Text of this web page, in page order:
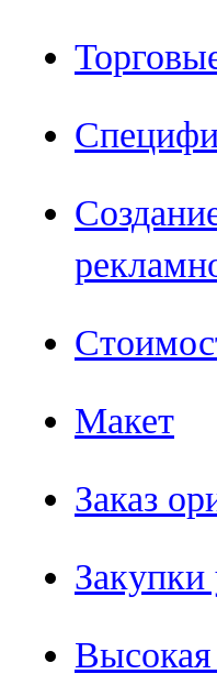
Макет
Заказ
Закупки
Высокая